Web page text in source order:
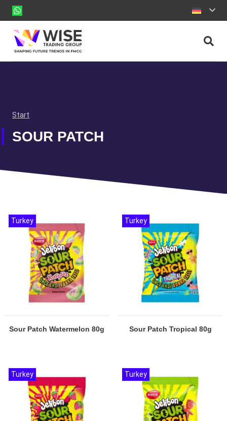
Start
SOUR PATCH
Sour Patch Watermelon 80g
Turkey
Sour Patch Tropical 80g
Turkey
Turkey Turkey